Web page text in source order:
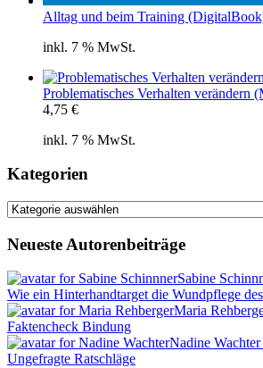
Alltag und beim Training
inkl. 7 % MwSt.
Problematisches Verhalten verändern
4,75 €
inkl. 7 % MwSt.
Kategorien
Kategorien
Neueste Autorenbeiträge
Sabine
Wie ein Hinterhandtarget die Wundpflege
Maria
Faktencheck Bindung
Nadine Wachter
Ungefragte Ratschläge